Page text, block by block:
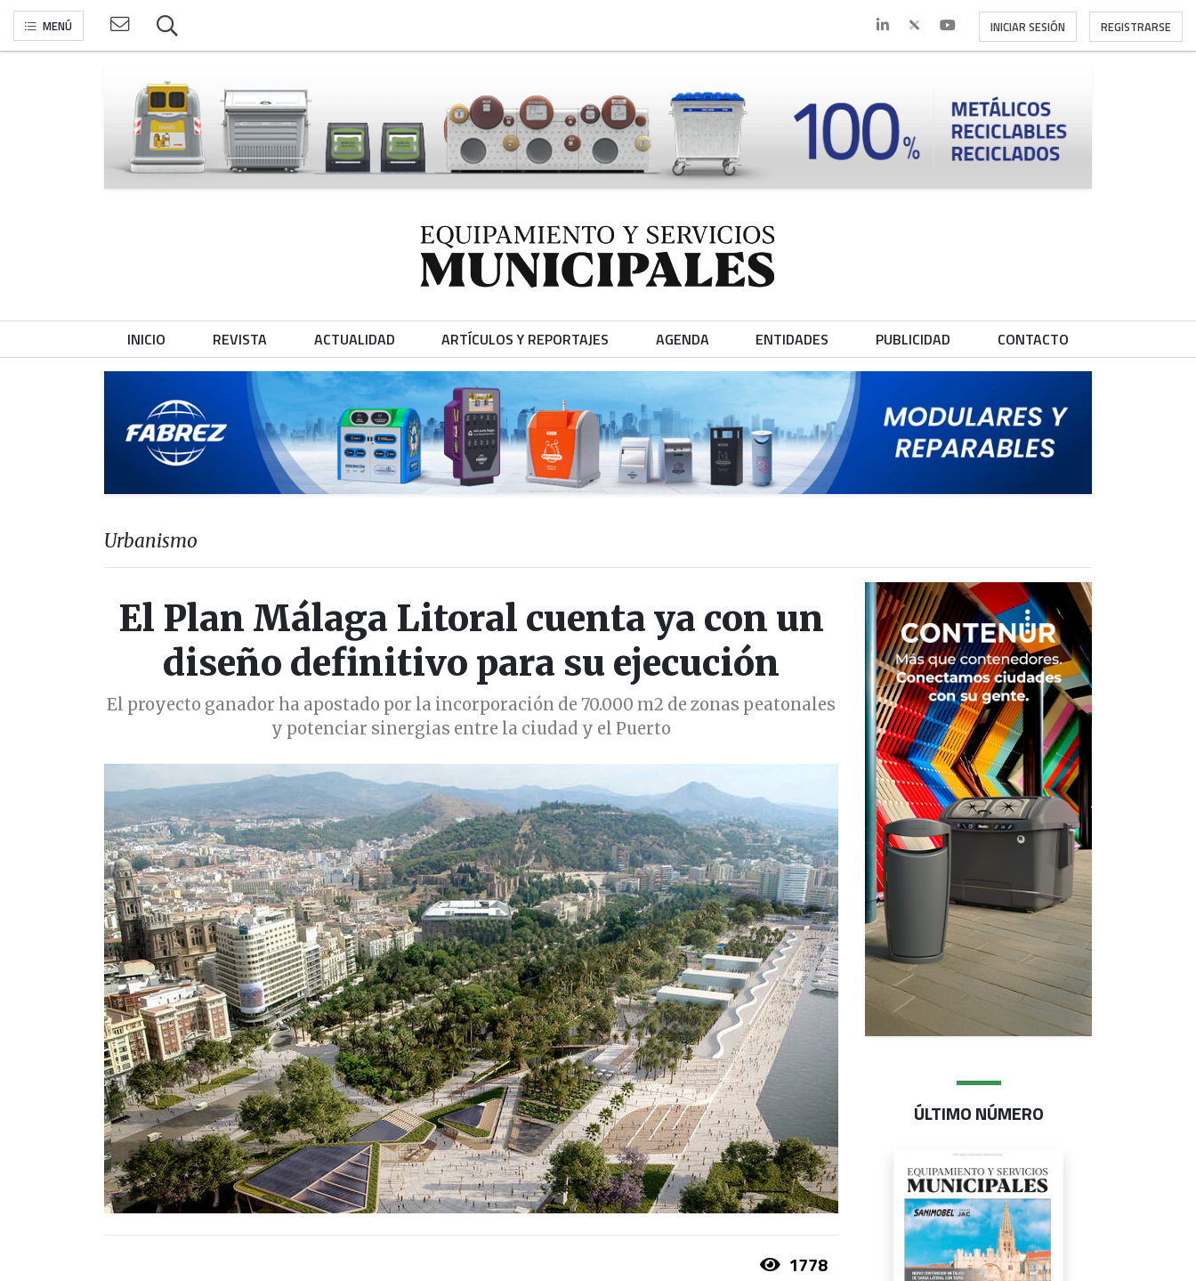
MENÚ INICIAR SESIÓN REGISTRARSE
INICIO REVISTA ACTUALIDAD ARTÍCULOS Y REPORTAJES AGENDA ENTIDADES PUBLICIDAD CONTACTO
Urbanismo
El Plan Málaga Litoral cuenta ya con un
diseño definitivo para su ejecución
El proyecto ganador ha apostado por la incorporación de 70.000 m2 de zonas peatonales
y potenciar sinergias entre la ciudad y el Puerto
1778
ÚLTIMO NÚMERO